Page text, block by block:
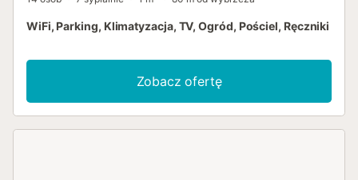
WiFi, Parking, Klimatyzacja, TV, Ogród, Pościel, Ręczniki
Zobacz ofertę